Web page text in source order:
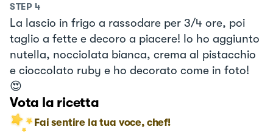
STEP 4
La lascio in frigo a rassodare per 3/4 ore, poi
taglio a fette e decoro a piacere! Io ho aggiunto
nutella, nocciolata bianca, crema al pistacchio
e cioccolato ruby e ho decorato come in foto!
😍
Vota la ricetta
Fai sentire la tua voce, chef!